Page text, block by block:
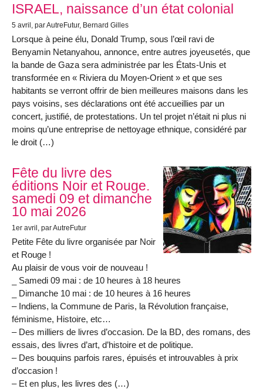
ISRAEL, naissance d’un état colonial
5 avril , par AutreFutur, Bernard Gilles
Lorsque à peine élu, Donald Trump, sous l’œil ravi de
Benyamin Netanyahou, annonce, entre autres joyeusetés, que
la bande de Gaza sera administrée par les États-Unis et
transformée en « Riviera du Moyen-Orient » et que ses
habitants se verront offrir de bien meilleures maisons dans les
pays voisins, ses déclarations ont été accueillies par un
concert, justifié, de protestations. Un tel projet n’était ni plus ni
moins qu’une entreprise de nettoyage ethnique, considéré par
le droit (…)
Fête du livre des
éditions Noir et Rouge.
samedi 09 et dimanche
10 mai 2026
1er avril , par AutreFutur
Petite Fête du livre organisée par Noir
et Rouge !
Au plaisir de vous voir de nouveau !
_ Samedi 09 mai : de 10 heures à 18 heures
_ Dimanche 10 mai : de 10 heures à 16 heures
– Indiens, la Commune de Paris, la Révolution française,
féminisme, Histoire, etc…
– Des milliers de livres d’occasion. De la BD, des romans, des
essais, des livres d’art, d’histoire et de politique.
– Des bouquins parfois rares, épuisés et introuvables à prix
d’occasion !
– Et en plus, les livres des (…)